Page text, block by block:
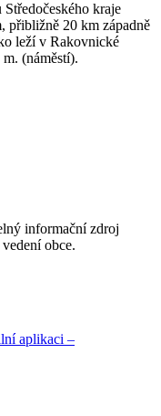
Středočeského kraje
přibližně 20 km západně
leží v Rakovnické
(náměstí).
informační zdroj
obce.
aplikaci –